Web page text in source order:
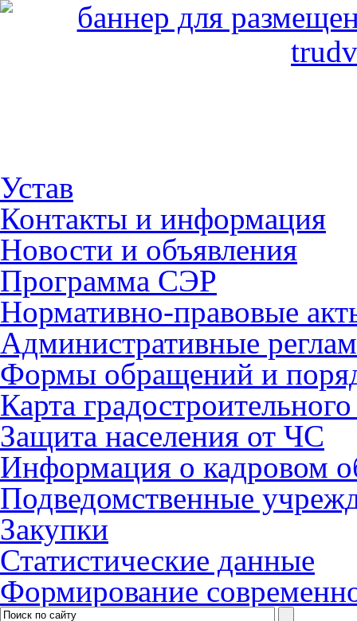
Устав
Контакты и информация
Новости и объявления
Программа СЭР
Нормативно-правовые
Административные
Формы обращений и
Карта
Защита населения от ЧС
Информация о кадровом
Подведомственные
Закупки
Статистические данные
Формирование